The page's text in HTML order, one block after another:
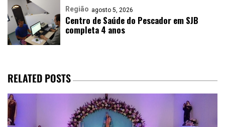
Região agosto 5, 2026
Centro de Saúde do Pescador em SJB
completa 4 anos
RELATED POSTS